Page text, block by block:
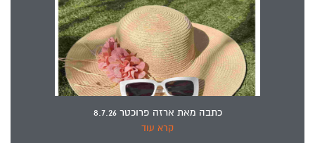
כתבה מאת ארזה פרוכטר 8.7.26
קרא עוד